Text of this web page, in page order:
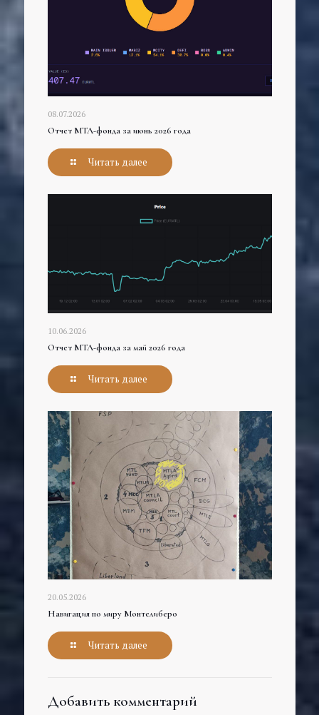
08.07.2026
Отчет МТЛ-фонда за июнь 2026 года
Читать далее
10.06.2026
Отчет МТЛ-фонда за май 2026 года
Читать далее
20.05.2026
Навигация по миру Монтелиберо
Читать далее
Добавить комментарий